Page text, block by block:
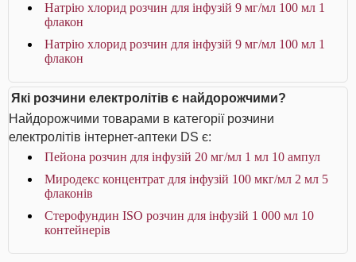
Натрію хлорид розчин для інфузій 9 мг/мл 100 мл 1
флакон
Натрію хлорид розчин для інфузій 9 мг/мл 100 мл 1
флакон
Які розчини електролітів є найдорожчими?
Найдорожчими товарами в категорії розчини
електролітів інтернет-аптеки DS є:
Пейона розчин для інфузій 20 мг/мл 1 мл 10 ампул
Миродекс концентрат для інфузій 100 мкг/мл 2 мл 5
флаконів
Стерофундин ISO розчин для інфузій 1 000 мл 10
контейнерів